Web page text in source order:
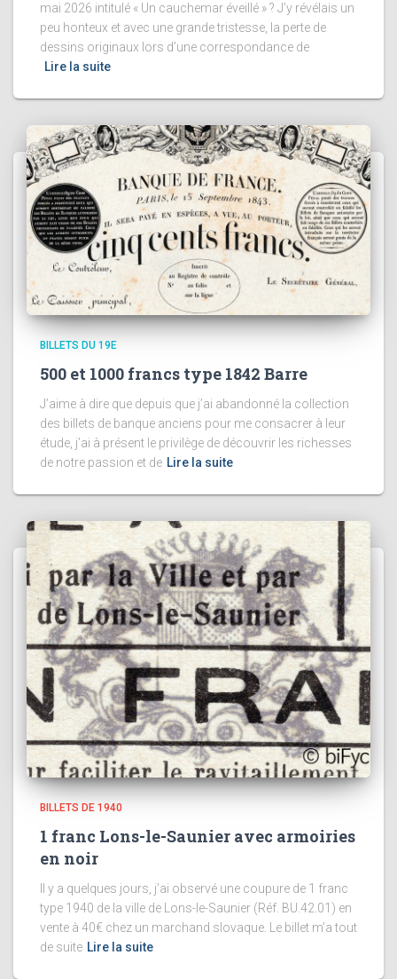
mai 2026 intitulé « Un cauchemar éveillé » ? J’y révélais un
peu honteux et avec une grande tristesse, la perte de
dessins originaux lors d’une correspondance de
Lire la suite
BILLETS DU 19E
500 et 1000 francs type 1842 Barre
J’aime à dire que depuis que j’ai abandonné la collection
des billets de banque anciens pour me consacrer à leur
étude, j’ai à présent le privilège de découvrir les richesses
de notre passion et de Lire la suite
BILLETS DE 1940
1 franc Lons-le-Saunier avec armoiries
en noir
Il y a quelques jours, j’ai observé une coupure de 1 franc
type 1940 de la ville de Lons-le-Saunier (Réf. BU.42.01) en
vente à 40€ chez un marchand slovaque. Le billet m’a tout
de suite Lire la suite